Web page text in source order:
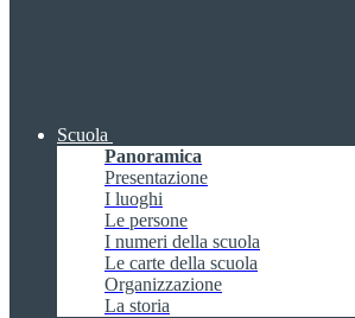
Scuola
Panoramica
Presentazione
I luoghi
Le persone
I numeri della scuola
Le carte della scuola
Organizzazione
La storia